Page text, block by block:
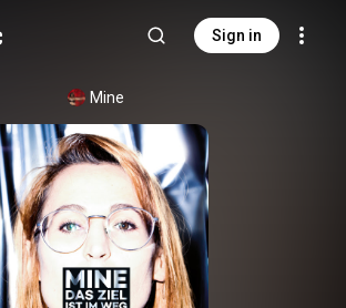
Sign in
Mine